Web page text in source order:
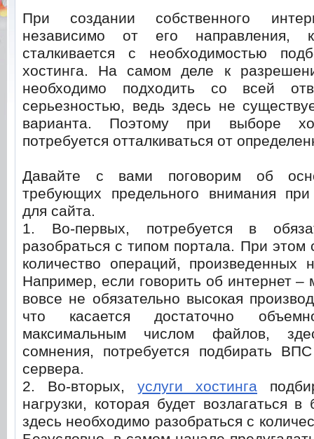
При создании собственного
независимо от его направления,
сталкивается с необходимостью
хостинга. На самом деле к
необходимо подходить со всей
серьезностью, ведь здесь не
варианта. Поэтому при выборе
потребуется отталкиваться от
Давайте с вами поговорим об
требующих предельного внимания
для сайта.
1. Во-первых, потребуется в
разобраться с типом портала. При этом
количество операций, произведенных
Например, если говорить об интернет –
вовсе не обязательно высокая
что касается достаточно
максимальным числом файлов,
сомнения, потребуется подбирать
сервера.
2. Во-вторых, услуги хостинга
нагрузки, которая будет возлагаться
здесь необходимо разобраться с